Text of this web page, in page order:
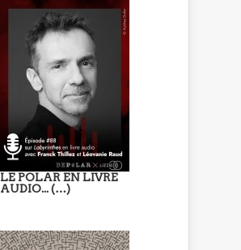
LE POLAR EN LIVRE
AUDIO... (…)